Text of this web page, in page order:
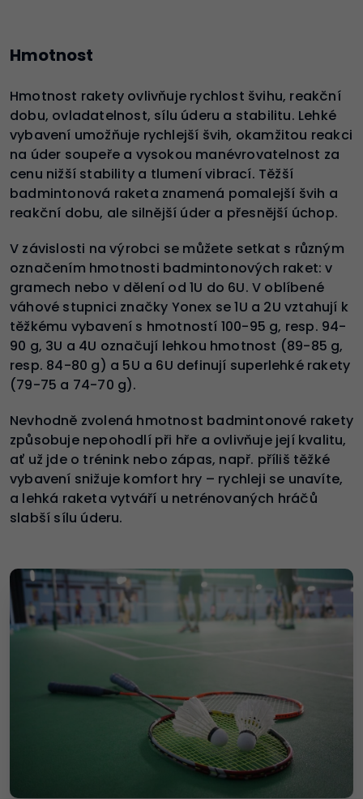
Hmotnost
Hmotnost rakety ovlivňuje rychlost švihu, reakční
dobu, ovladatelnost, sílu úderu a stabilitu. Lehké
vybavení umožňuje rychlejší švih, okamžitou reakci
na úder soupeře a vysokou manévrovatelnost za
cenu nižší stability a tlumení vibrací. Těžší
badmintonová raketa znamená pomalejší švih a
reakční dobu, ale silnější úder a přesnější úchop.
V závislosti na výrobci se můžete setkat s různým
označením hmotnosti badmintonových raket: v
gramech nebo v dělení od 1U do 6U. V oblíbené
váhové stupnici značky Yonex se 1U a 2U vztahují k
těžkému vybavení s hmotností 100-95 g, resp. 94-
90 g, 3U a 4U označují lehkou hmotnost (89-85 g,
resp. 84-80 g) a 5U a 6U definují superlehké rakety
(79-75 a 74-70 g).
Nevhodně zvolená hmotnost badmintonové rakety
způsobuje nepohodlí při hře a ovlivňuje její kvalitu,
ať už jde o trénink nebo zápas, např. příliš těžké
vybavení snižuje komfort hry – rychleji se unavíte,
a lehká raketa vytváří u netrénovaných hráčů
slabší sílu úderu.